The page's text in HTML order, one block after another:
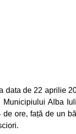
data de 22 aprilie
Alba
de ore, față de un